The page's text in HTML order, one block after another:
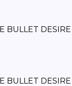
BULLET DESIRE
BULLET DESIRE